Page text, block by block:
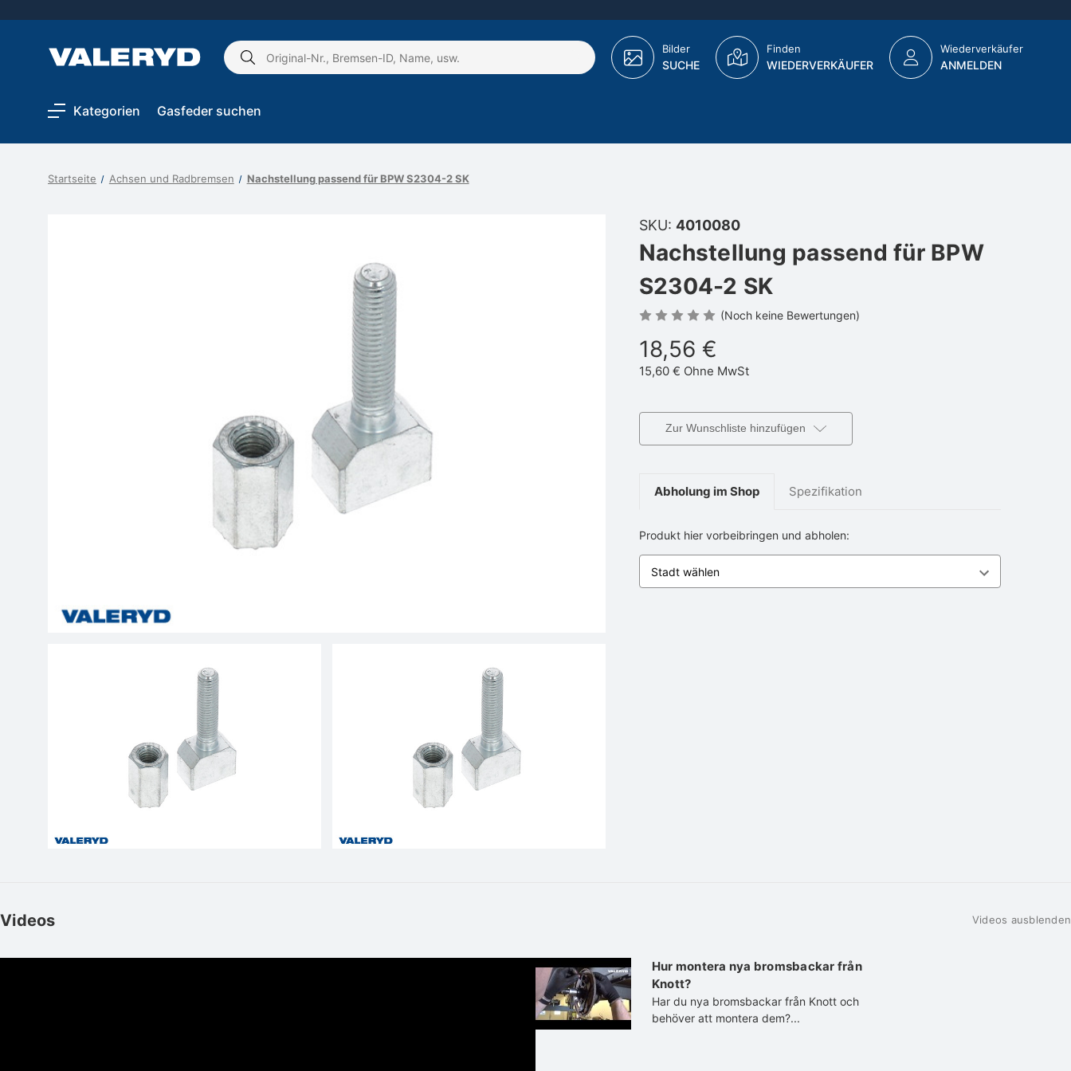
Schlagwort
Bilder
SUCHE
Finden
WIEDERVERKÄUFER
Wiederverkäufer
ANMELDEN
Kategorien Gasfeder suchen
Startseite Achsen und Radbremsen Nachstellung passend für BPW S2304-2 SK
SKU: 4010080
Nachstellung passend für BPW
S2304-2 SK
(Noch keine Bewertungen)
18,56 €
15,60 € Ohne MwSt
Zur Wunschliste hinzufügen
Abholung im Shop Spezifikation
Produkt hier vorbeibringen und abholen:
Videos Videos ausblenden
Hur montera nya bromsbackar från
Knott?
Har du nya bromsbackar från Knott och
behöver att montera dem?...